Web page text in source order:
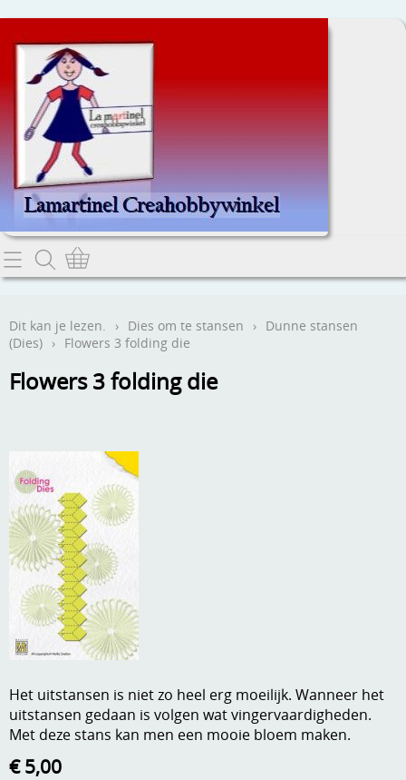
Home
Contact
Webwinkel
Aanbiedingen
Andere
Boeken en magazines
Dies om te stansen
DVD-CD
Embossen
Handige extra's
Hechtingsmaterialen
Hout , MDF, kartonmateriaal, steen
Verzend - en verpakkingsk
Mijn account
Info
Anders creatief
Dit kan je lezen. › Dies om te stansen › Dunne stansen
(Dies) › Flowers 3 folding die
Flowers 3 folding die
Het uitstansen is niet zo heel erg moeilijk. Wanneer het
uitstansen gedaan is volgen wat vingervaardigheden.
Met deze stans kan men een mooie bloem maken.
€ 5,00